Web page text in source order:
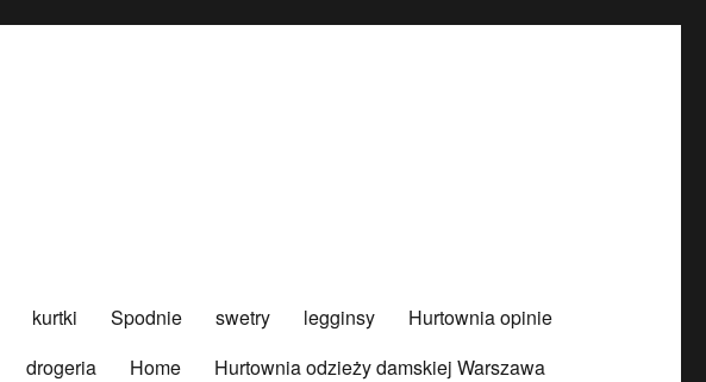
kurtki Spodnie swetry legginsy
Hurtownia opinie
drogeria Home
Hurtownia odzieży damskiej Warszawa